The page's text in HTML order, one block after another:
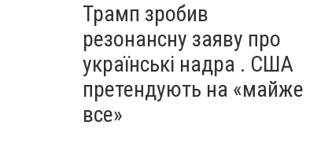
Трамп зробив
резонансну заяву про
українські надра . США
претендують на «майже
все»